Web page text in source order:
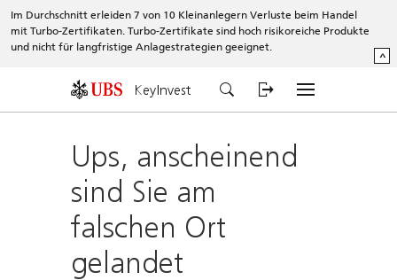
Im Durchschnitt erleiden 7 von 10 Kleinanlegern Verluste beim Handel
mit Turbo-Zertifikaten. Turbo-Zertifikate sind hoch risikoreiche Produkte
und nicht für langfristige Anlagestrategien geeignet.
^
KeyInvest
Ups, anscheinend
sind Sie am
falschen Ort
gelandet